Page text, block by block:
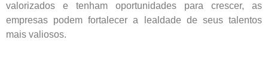
valorizados e tenham oportunidades para crescer, as
empresas podem fortalecer a lealdade de seus talentos
mais valiosos.